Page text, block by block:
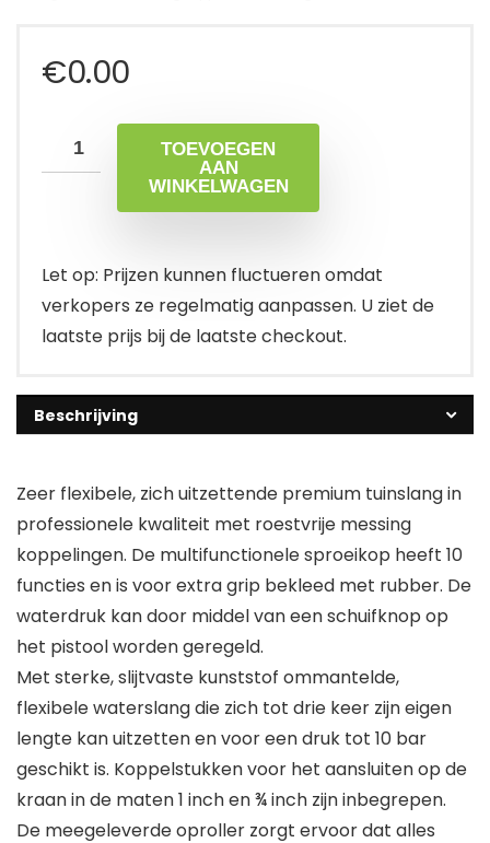
€0.00
TOEVOEGEN
AAN
WINKELWAGEN
Let op: Prijzen kunnen fluctueren omdat
verkopers ze regelmatig aanpassen. U ziet de
laatste prijs bij de laatste checkout.
Beschrijving
Zeer flexibele, zich uitzettende premium tuinslang in
professionele kwaliteit met roestvrije messing
koppelingen. De multifunctionele sproeikop heeft 10
functies en is voor extra grip bekleed met rubber. De
waterdruk kan door middel van een schuifknop op
het pistool worden geregeld.
Met sterke, slijtvaste kunststof ommantelde,
flexibele waterslang die zich tot drie keer zijn eigen
lengte kan uitzetten en voor een druk tot 10 bar
geschikt is. Koppelstukken voor het aansluiten op de
kraan in de maten 1 inch en ¾ inch zijn inbegrepen.
De meegeleverde oproller zorgt ervoor dat alles